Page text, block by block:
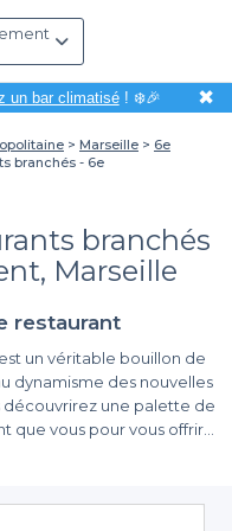
un bar climatisé! ❄️🎉 ✖
Marseille
6e
branchés - 6e
branchés
Marseille
restaurant
un véritable bouillon de
dynamisme des nouvelles
découvrirez une palette de
que vous pour vous offrir
des amis, célébrer un
tout en profitant
inégalée